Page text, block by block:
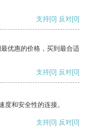
支持[0] 反对[0]
优惠的价格，买到最合适
支持[0] 反对[0]
和安全性的连接。
支持[0] 反对[0]